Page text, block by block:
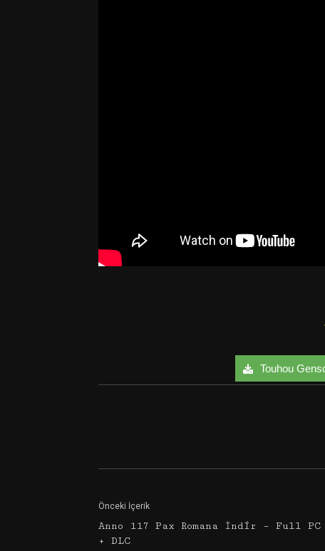
Touhou
Önceki İçerik
Anno 117 Pax Romana İndir – Full PC
+ DLC